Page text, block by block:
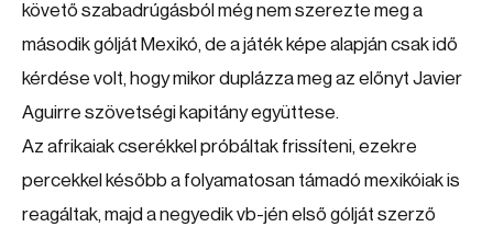
követő szabadrúgásból még nem szerezte meg a
második gólját Mexikó, de a játék képe alapján csak idő
kérdése volt, hogy mikor duplázza meg az előnyt Javier
Aguirre szövetségi kapitány együttese.
Az afrikaiak cserékkel próbáltak frissíteni, ezekre
percekkel később a folyamatosan támadó mexikóiak is
reagáltak, majd a negyedik vb-jén első gólját szerző